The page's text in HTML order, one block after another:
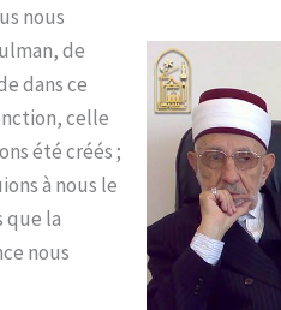
nous
de
dans ce
celle
été créés ;
à nous le
que la
nous